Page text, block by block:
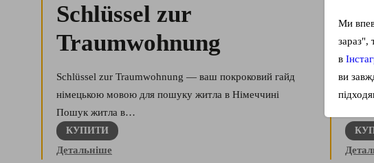
Schlüssel zur
Traumwohnung
Schlüssel zur Traumwohnung — ваш покроковий гайд
німецькою мовою для пошуку житла в Німеччині
Пошук житла в…
КУПИТИ
Детальніше
Це
Ми
зараз",
в
ви